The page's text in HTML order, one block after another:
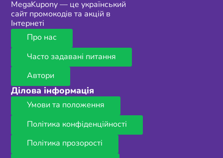
MegaKupony — це український
сайт промокодів та акцій в
Інтернеті
Про нас
Часто задавані питання
Автори
Ділова інформація
Умови та положення
Політика конфіденційності
Політика прозорості